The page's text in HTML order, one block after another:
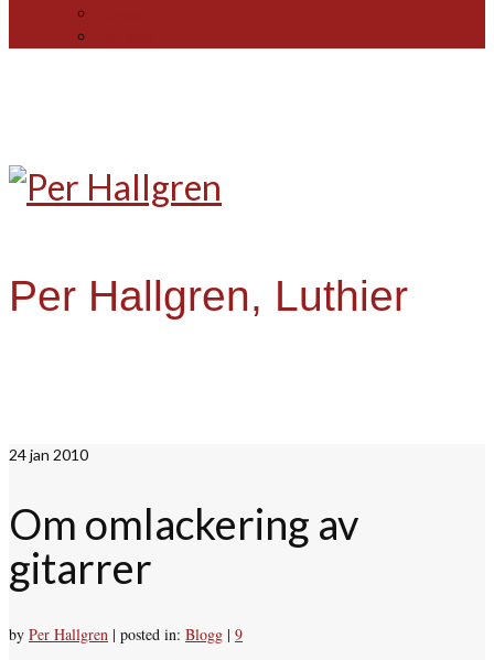
Per Hallgren, Luthier
24jan 2010
Om omlackering av
gitarrer
by Per Hallgren | posted in: Blogg | 9